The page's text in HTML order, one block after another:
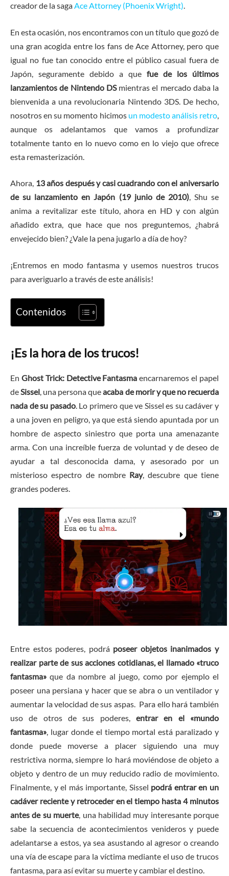
creador de la sagaAce Attorney (Phoenix Wright).
En esta ocasión, nos encontramos con un título que gozó de
una gran acogida entre los fans de Ace Attorney, pero que
igual no fue tan conocido entre el público casual fuera de
Japón, seguramente debido a que fue de los últimos
lanzamientos de Nintendo DSmientras el mercado daba la
bienvenida a una revolucionaria Nintendo 3DS. De hecho,
nosotros en su momento hicimos un modesto análisis retro,
aunque os adelantamos que vamos a profundizar
totalmente tanto en lo nuevo como en lo viejo que ofrece
esta remasterización.
Ahora, 13 años después y casi cuadrando con el aniversario
de su lanzamiento en Japón (19 junio de 2010), Shu se
anima a revitalizar este título, ahora en HD y con algún
añadido extra, que hace que nos preguntemos, ¿habrá
envejecido bien? ¿Vale la pena jugarlo a día de hoy?
¡Entremos en modo fantasma y usemos nuestros trucos
para averiguarlo a través de este análisis!
Contenidos
¡Es la hora de los trucos!
En Ghost Trick: Detective Fantasmaencarnaremos el papel
de Sissel , una persona queacaba de morir y que no recuerda
nada de su pasado. Lo primero que ve Sissel es su cadáver y
a una joven en peligro, ya que está siendo apuntada por un
hombre de aspecto siniestro que porta una amenazante
arma. Con una increíble fuerza de voluntad y de deseo de
ayudar a tal desconocida dama, y asesorado por un
misterioso espectro de nombre Ray, descubre que tiene
grandes poderes.
Entre estos poderes, podrá poseer objetos inanimados y
realizar parte de sus acciones cotidianas, el llamado «truco
fantasma»que da nombre al juego, como por ejemplo el
poseer una persiana y hacer que se abra o un ventilador y
aumentar la velocidad de sus aspas. Para ello hará también
uso de otros de sus poderes, entrar en el «mundo
fantasma», lugar donde el tiempo mortal está paralizado y
donde puede moverse a placer siguiendo una muy
restrictiva norma, siempre lo hará moviéndose de objeto a
objeto y dentro de un muy reducido radio de movimiento.
Finalmente, y el más importante, Sissel podrá entrar en un
cadáver reciente y retroceder en el tiempo hasta 4 minutos
antes de su muerte, una habilidad muy interesante porque
sabe la secuencia de acontecimientos venideros y puede
adelantarse a estos, ya sea asustando al agresor o creando
una vía de escape para la víctima mediante el uso de trucos
fantasma, para así evitar su muerte y cambiar el destino.